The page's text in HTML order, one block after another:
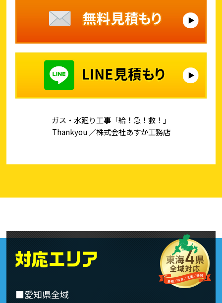
ガス・水廻り工事「給！急！救！」
Thankyou ／株式会社あすか工務店
■愛知県全域